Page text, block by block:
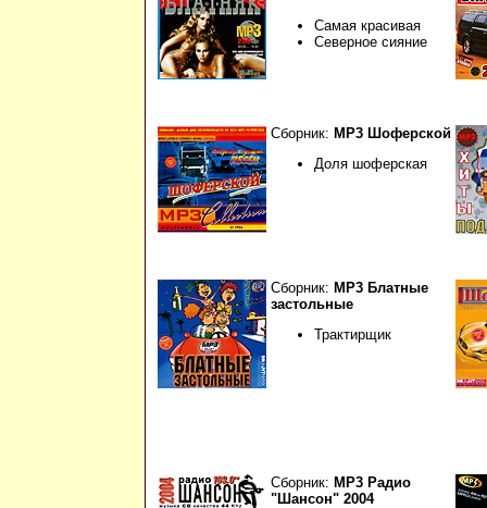
Самая красивая
Северное сияние
Сборник: МР3 Шоферской
Доля шоферская
Сборник: МР3 Блатные
застольные
Трактирщик
Сборник: МР3 Радио
"Шансон" 2004